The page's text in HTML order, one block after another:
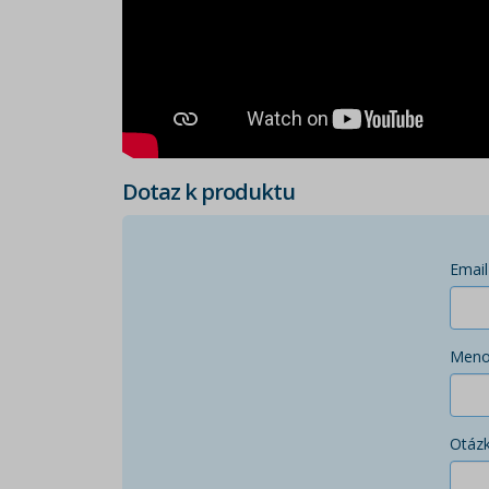
Dotaz k produktu
Meno